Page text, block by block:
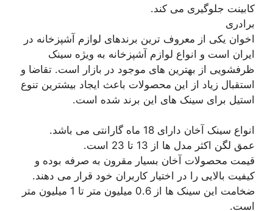
کابینت جلوگیری می کند.
برادری
اخوان یکی از معروف ترین برندهای لوازم آشپزخانه در
ایران است و انواع لوازم آشپزخانه به ویژه سینک
ظرفشویی از بهترین های موجود در بازار است. تقاضا و
استقبال زیاد از این محصولات باعث ایجاد بیشترین تنوع
استیل برای سینک های این برند شده است.
انواع سینک آخان دارای 18 ماه گارانتی می باشد.
عمق لگن اکثر مدل ها از 13 تا 23 است.
قیمت محصولات آخان بسیار مقرون به صرفه بوده و
کیفیت بالایی را در اختیار کاربران خود قرار می دهند.
ضخامت این سینک ها از 0.6 میلیون متر تا 1 میلیون متر
است.